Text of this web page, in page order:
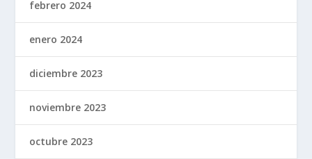
febrero 2024
enero 2024
diciembre 2023
noviembre 2023
octubre 2023